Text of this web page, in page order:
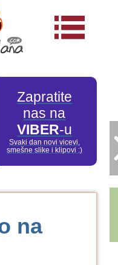
Zapratite
nas na
VIBER-u
Svaki dan novi vicevi,
smešne slike i klipovi :)
na